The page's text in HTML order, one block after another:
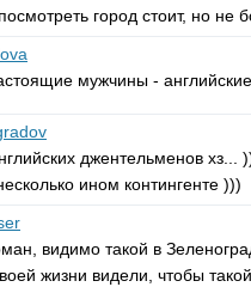
город стоит, но не
мужчины -
джентельменов
ином контингенте )))
видимо такой в
жизни видели, чтобы